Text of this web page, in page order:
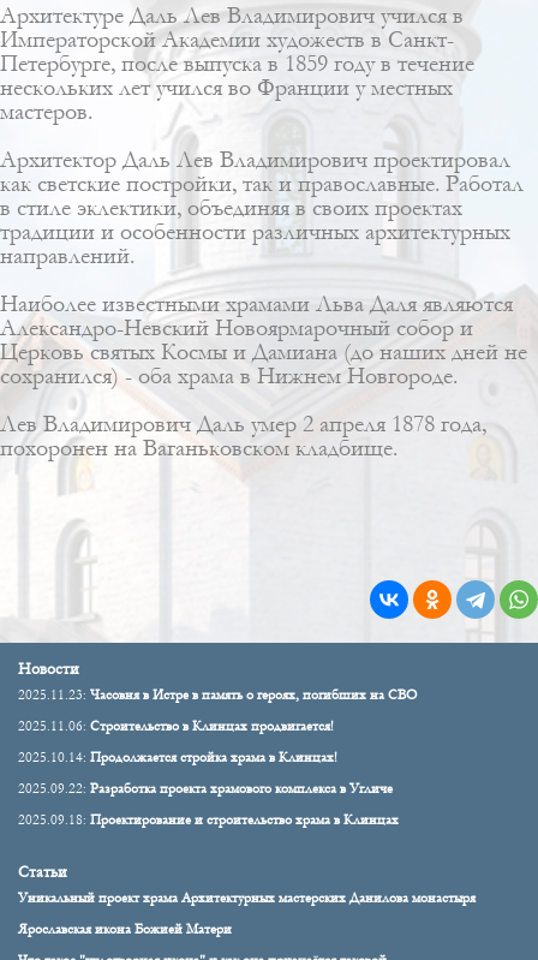
Архитектуре Даль Лев Владимирович учился в
Императорской Академии художеств в Санкт-
Петербурге, после выпуска в 1859 году в течение
нескольких лет учился во Франции у местных
мастеров.
Архитектор Даль Лев Владимирович проектировал
как светские постройки, так и православные. Работал
в стиле эклектики, объединяя в своих проектах
традиции и особенности различных архитектурных
направлений.
Наиболее известными храмами Льва Даля являются
Александро-Невский Новоярмарочный собор и
Церковь святых Космы и Дамиана (до наших дней не
сохранился) - оба храма в Нижнем Новгороде.
Лев Владимирович Даль умер 2 апреля 1878 года,
похоронен на Ваганьковском кладбище.
Новости
2025.11.23: Часовня в Истре в память о героях, погибших на СВО
2025.11.06: Строительство в Клинцах продвигается!
2025.10.14: Продолжается стройка храма в Клинцах!
2025.09.22: Разработка проекта храмового комплекса в Угличе
2025.09.18: Проектирование и строительство храма в Клинцах
Статьи
Уникальный проект храма Архитектурных мастерских Данилова монастыря
Ярославская икона Божией Матери